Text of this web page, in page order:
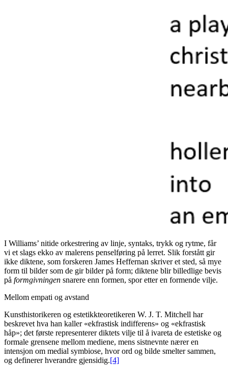
I Williams’ nitide orkestrering av linje, syntaks, trykk og rytme, får
vi et slags ekko av malerens penselføring på lerret. Slik forstått gir
ikke diktene, som forskeren James Heffernan skriver et sted, så mye
form til bilder som de gir bilder på form; diktene blir billedlige bevis
på formgivningen snarere enn formen, spor etter en formende vilje.
Mellom empati og avstand
Kunsthistorikeren og estetikkteoretikeren W. J. T. Mitchell har
beskrevet hva han kaller «ekfrastisk indifferens» og «ekfrastisk
håp»; det første representerer diktets vilje til å ivareta de estetiske og
formale grensene mellom mediene, mens sistnevnte nærer en
intensjon om medial symbiose, hvor ord og bilde smelter sammen,
og definerer hverandre gjensidig.[4]